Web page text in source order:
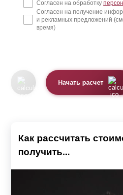
Согласен на обработку
Согласен на получение
и рекламных предложений
время)
Начать расчет
Как рассчитать
получить...